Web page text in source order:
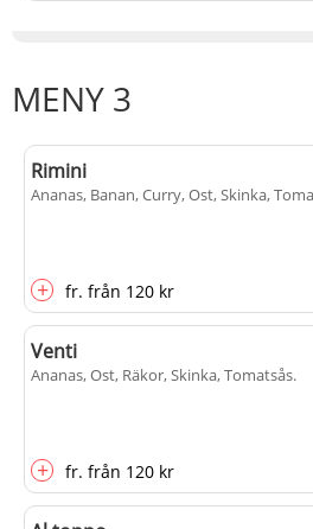
MENY 3
Rimini
Ananas, Banan, Curry, Ost, Skinka,
+ fr. från 120 kr
Venti
Ananas, Ost, Räkor, Skinka, Tomatsås.
+ fr. från 120 kr